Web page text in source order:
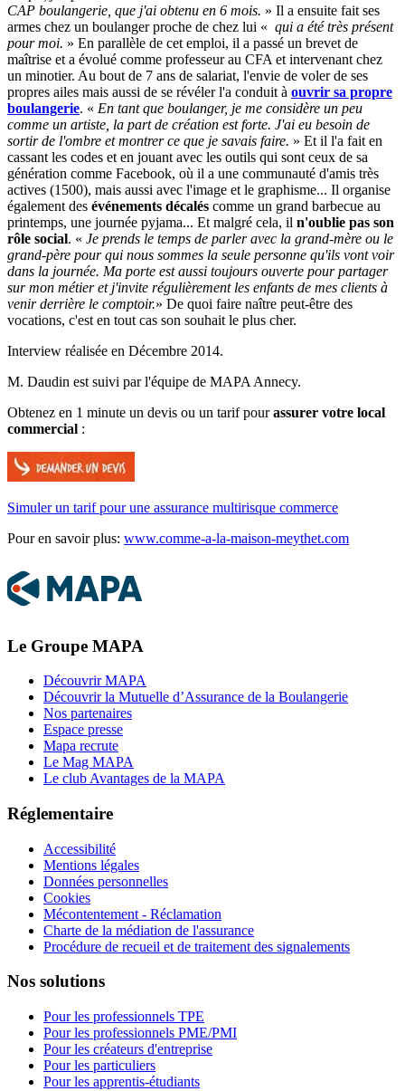
CAP boulangerie, que j'ai obtenu en 6 mois. » Il a ensuite fait ses
armes chez un boulanger proche de chez lui « qui a été très présent
pour moi. » En parallèle de cet emploi, il a passé un brevet de
maîtrise et a évolué comme professeur au CFA et intervenant chez
un minotier. Au bout de 7 ans de salariat, l'envie de voler de ses
propres ailes mais aussi de se révéler l'a conduit à ouvrir sa propre
boulangerie. « En tant que boulanger, je me considère un peu
comme un artiste, la part de création est forte. J'ai eu besoin de
sortir de l'ombre et montrer ce que je savais faire. » Et il l'a fait en
cassant les codes et en jouant avec les outils qui sont ceux de sa
génération comme Facebook, où il a une communauté d'amis très
actives (1500), mais aussi avec l'image et le graphisme... Il organise
également des événements décalés comme un grand barbecue au
printemps, une journée pyjama... Et malgré cela, il n'oublie pas son
rôle social. « Je prends le temps de parler avec la grand-mère ou le
grand-père pour qui nous sommes la seule personne qu'ils vont voir
dans la journée. Ma porte est aussi toujours ouverte pour partager
sur mon métier et j'invite régulièrement les enfants de mes clients à
venir derrière le comptoir.» De quoi faire naître peut-être des
vocations, c'est en tout cas son souhait le plus cher.
Interview réalisée en Décembre 2014.
M. Daudin est suivi par l'équipe de MAPA Annecy.
Obtenez en 1 minute un devis ou un tarif pourassurer votre local
commercial :
Simuler un tarif pour une assurance multirisque commerce
Pour en savoir plus: www.comme-a-la-maison-meythet.com
Le Groupe MAPA
Découvrir MAPA
Découvrir la Mutuelle d’Assurance de la Boulangerie
Nos partenaires
Espace presse
Mapa recrute
Le Mag MAPA
Le club Avantages de la MAPA
Réglementaire
Accessibilité
Mentions légales
Données personnelles
Cookies
Mécontentement - Réclamation
Charte de la médiation de l'assurance
Procédure de recueil et de traitement des signalements
Nos solutions
Pour les professionnels TPE
Pour les professionnels PME/PMI
Pour les créateurs d'entreprise
Pour les particuliers
Pour les apprentis-étudiants